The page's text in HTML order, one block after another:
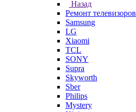
Назад
Ремонт телевизоров
Samsung
LG
Xiaomi
TCL
SONY
Supra
Skyworth
Sber
Philips
Mystery